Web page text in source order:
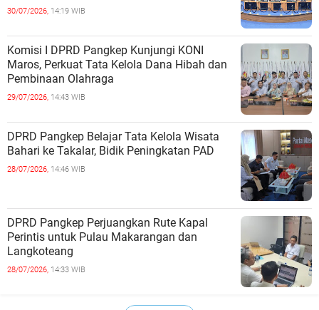
30/07/2026, 14:19 WIB
Komisi I DPRD Pangkep Kunjungi KONI
Maros, Perkuat Tata Kelola Dana Hibah dan
Pembinaan Olahraga
29/07/2026, 14:43 WIB
DPRD Pangkep Belajar Tata Kelola Wisata
Bahari ke Takalar, Bidik Peningkatan PAD
28/07/2026, 14:46 WIB
DPRD Pangkep Perjuangkan Rute Kapal
Perintis untuk Pulau Makarangan dan
Langkoteang
28/07/2026, 14:33 WIB